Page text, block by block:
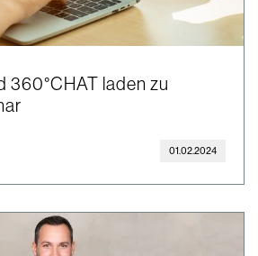
360°CHAT laden zu
01.02.2024